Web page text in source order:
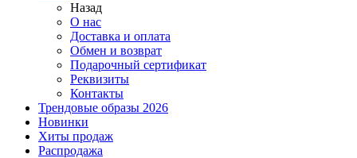
Назад
О нас
Доставка и оплата
Обмен и возврат
Подарочный сертификат
Реквизиты
Контакты
Трендовые образы 2026
Новинки
Хиты продаж
Распродажа